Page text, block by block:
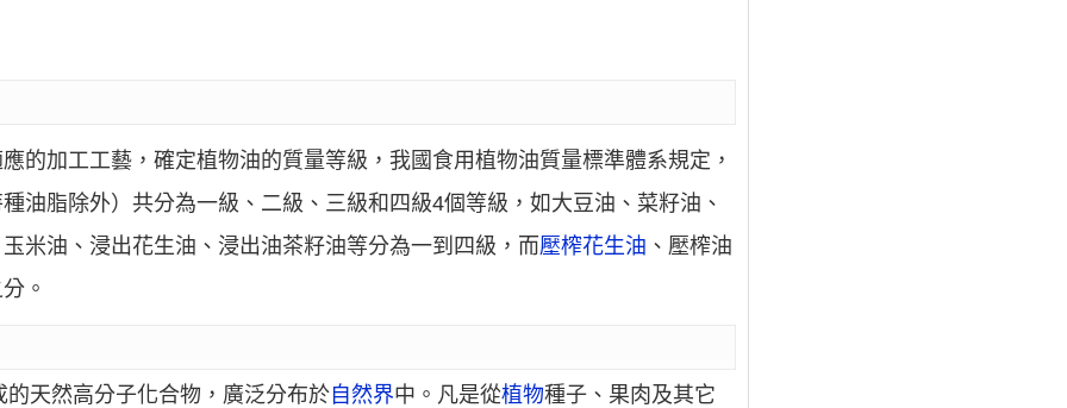
的加工工藝，確定植物油的質量等級，我國食用植物油質量標準體系規定，
油脂除外）共分為一級、二級、三級和四級4個等級，如大豆油、菜籽油、
米油、浸出花生油、浸出油茶籽油等分為一到四級，而壓榨花生油 、壓榨油
。
的天然高分子化合物，廣泛分布於 自然界中。凡是從植物種子、果肉及其它